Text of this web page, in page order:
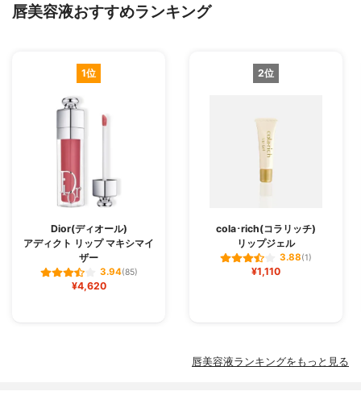
唇美容液おすすめランキング
1位
Dior(ディオール)
アディクト リップ マキシマイ
ザー
3.94(85)
¥4,620
2位
cola･rich(コラリッチ)
リップジェル
3.88(1)
¥1,110
唇美容液ランキングをもっと見る